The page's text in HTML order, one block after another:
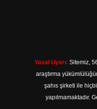
Yasal Uyarı: Sitemiz,
araştırma
şahıs şirketi ile
yapılmamaktadır.